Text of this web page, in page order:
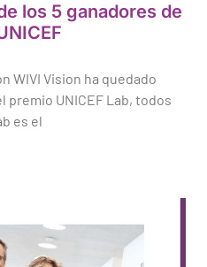
los 5 ganadores de
WIVI Vision ha quedado
UNICEF Lab, todos
es el